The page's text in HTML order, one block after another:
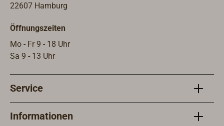
22607 Hamburg
Öffnungszeiten
Mo - Fr 9 - 18 Uhr
Sa 9 - 13 Uhr
Service
Informationen